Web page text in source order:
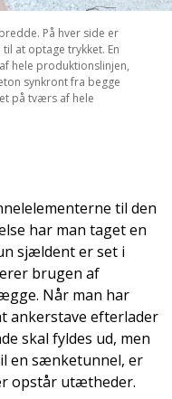
På hver side er
at optage trykket. En
hele produktionslinjen,
synkront fra begge
på tværs af hele
til den
har man taget en
sjældent er set i
brugen af
Når man har
ankerstave efterlader
skal fyldes ud, men
en sænketunnel, er
opstår utætheder.